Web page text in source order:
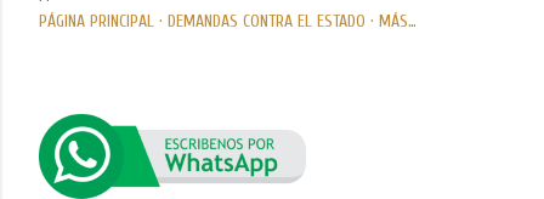
PÁGINA PRINCIPAL DEMANDAS CONTRA EL ESTADO MÁS…